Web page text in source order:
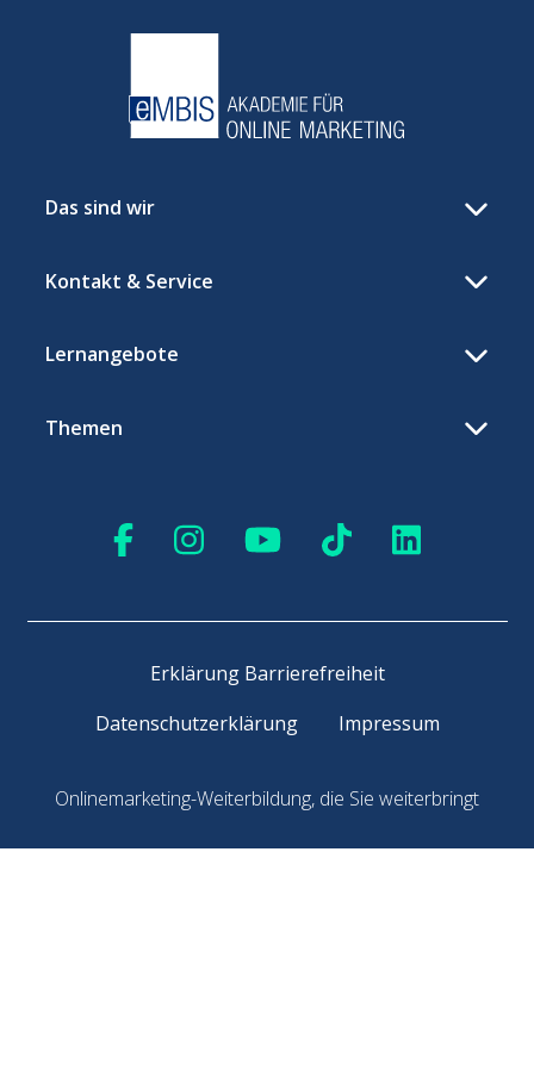
Das sind wir
Kontakt & Service
Lernangebote
Themen
Erklärung Barrierefreiheit
Datenschutzerklärung
Impressum
Onlinemarketing-Weiterbildung, die Sie weiterbringt